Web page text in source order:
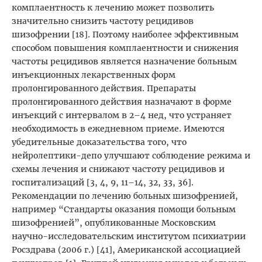
комплаентность к лечению может позволить
значительно снизить частоту рецидивов
шизофрении [18]. Поэтому наиболее эффективным
способом повышения комплаентности и снижения
частоты рецидивов является назначение больным
инъекционных лекарственных форм
пролонгированного действия. Препараты
пролонгированного действия назначают в форме
инъекций с интервалом в 2–4 нед, что устраняет
необходимость в ежедневном приеме. Имеются
убедительные доказательства того, что
нейролептики-депо улучшают соблюдение режима и
схемы лечения и снижают частоту рецидивов и
госпитализаций [3, 4, 9, 11–14, 32, 33, 36].
Рекомендации по лечению больных шизофренией,
например “Стандарты оказания помощи больным
шизофренией”, опубликованные Московским
научно-исследовательским институтом психиатрии
Росздрава (2006 г.) [41], Американской ассоциацией